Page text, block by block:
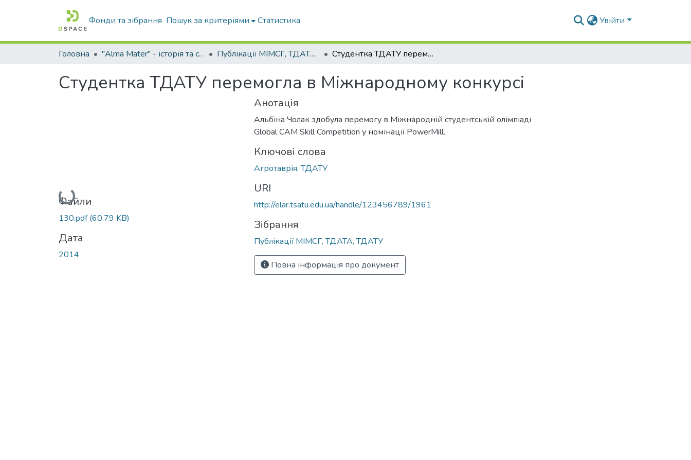
Фонди та зібрання Пошук за критеріями Статистика Увійти
Головна "Alma Mater" - історія та сьогодення Університету Публікації МІМСГ, ТДАТА, ТДАТУ Студентка ТДАТУ перемогла в Міжнародному конкурсі
Студентка ТДАТУ перемогла в Міжнародному конкурсі
Вантажиться...
Файли
130.pdf(60.79 KB)
Дата
2014
Анотація
Альбіна Чолак здобула перемогу в Міжнародній студентській олімпіаді
Global CAM Skill Competition у номінації PowerMill.
Ключові слова
Агротаврія,ТДАТУ
URI
http://elar.tsatu.edu.ua/handle/123456789/1961
Зібрання
Публікації МІМСГ, ТДАТА, ТДАТУ
Повна інформація про документ